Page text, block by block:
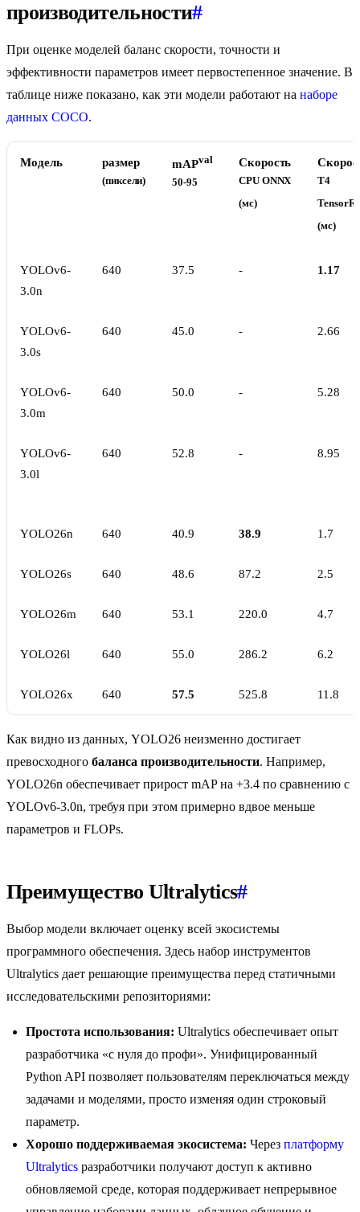
производительности#
При оценке моделей баланс скорости, точности и
эффективности параметров имеет первостепенное значение. В
таблице ниже показано, как эти модели работают на наборе
данных COCO.
Модель размер
(пиксели)
mAPval
50-95
Скорость
CPU ONNX
(мс)
T4
(мс)
YOLOv6-
3.0n
640 37.5 - 1.17
YOLOv6-
3.0s
640 45.0 - 2.66
YOLOv6-
3.0m
640 50.0 - 5.28
YOLOv6-
3.0l
640 52.8 - 8.95
YOLO26n 640 40.9 38.9 1.7
YOLO26s 640 48.6 87.2 2.5
YOLO26m 640 53.1 220.0 4.7
YOLO26l 640 55.0 286.2 6.2
YOLO26x 640 57.5 525.8 11.8
Как видно из данных, YOLO26 неизменно достигает
превосходного баланса производительности. Например,
YOLO26n обеспечивает прирост mAP на +3.4 по сравнению с
YOLOv6-3.0n, требуя при этом примерно вдвое меньше
параметров и FLOPs.
Преимущество Ultralytics#
Выбор модели включает оценку всей экосистемы
программного обеспечения. Здесь набор инструментов
Ultralytics дает решающие преимущества перед статичными
исследовательскими репозиториями:
Простота использования: Ultralytics обеспечивает опыт
разработчика «с нуля до профи». Унифицированный
Python API позволяет пользователям переключаться между
задачами и моделями, просто изменяя один строковый
параметр.
Хорошо поддерживаемая экосистема: Через платформу
Ultralytics разработчики получают доступ к активно
обновляемой среде, которая поддерживает непрерывное